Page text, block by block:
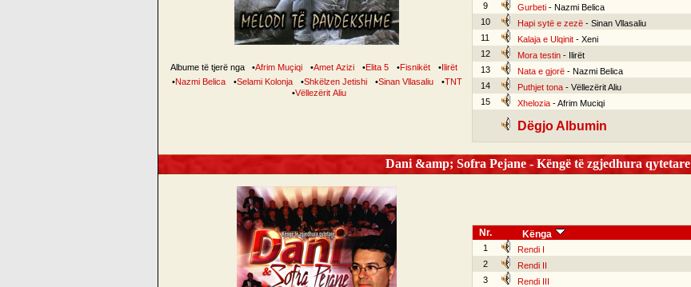
Albume të tjerë nga •Afrim Muçiqi •Amet Azizi •Elita 5 •Fisnikët •Ilirët
•Nazmi Belica •Selami Kolonja •Shkëlzen Jetishi •Sinan Vllasaliu •TNT
•Vëllezërit Aliu
9
Gurbeti- Nazmi Belica
10
Hapi sytë e zezë- Sinan Vllasaliu
11
Kalaja e Ulqinit- Xeni
12
Mora testin- Ilirët
13
Nata e gjorë- Nazmi Belica
14
Puthjet tona- Vëllezërit Aliu
15
Xhelozia- Afrim Muciqi
Dëgjo Albumin
Dani &amp; Sofra Pejane - Këngë të zgjedhura qytetare
Nr. Kënga
1 Rendi I
2
Rendi II
3
Rendi III